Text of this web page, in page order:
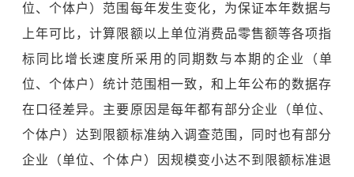
位、个体户）范围每年发生变化，为保证本年数据与
上年可比，计算限额以上单位消费品零售额等各项指
标同比增长速度所采用的同期数与本期的企业（单
位、个体户）统计范围相一致，和上年公布的数据存
在口径差异。主要原因是每年都有部分企业（单位、
个体户）达到限额标准纳入调查范围，同时也有部分
企业（单位、个体户）因规模变小达不到限额标准退